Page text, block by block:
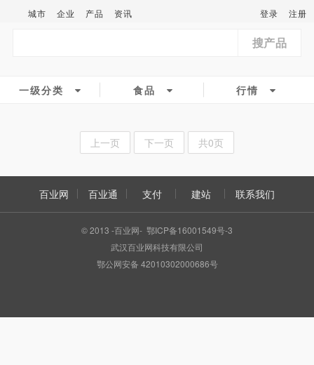
城市 企业 产品 资讯 登录 注册
搜产品
一级分类 食品 行情
上一页 下一页 共0页
百业网 百业通 支付 建站 联系我们
© 2013 -百业网- 鄂ICP备16001549号-3
武汉百业网科技有限公司
鄂公网安备 42010302000686号